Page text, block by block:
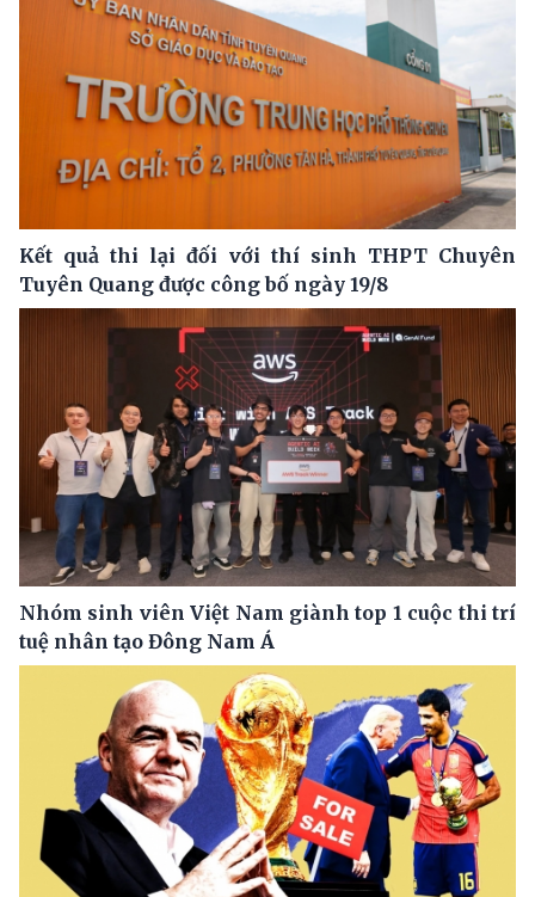
Kết quả thi lại đối với thí sinh THPT Chuyên
Tuyên Quang được công bố ngày 19/8
Nhóm sinh viên Việt Nam giành top 1 cuộc thi trí
tuệ nhân tạo Đông Nam Á